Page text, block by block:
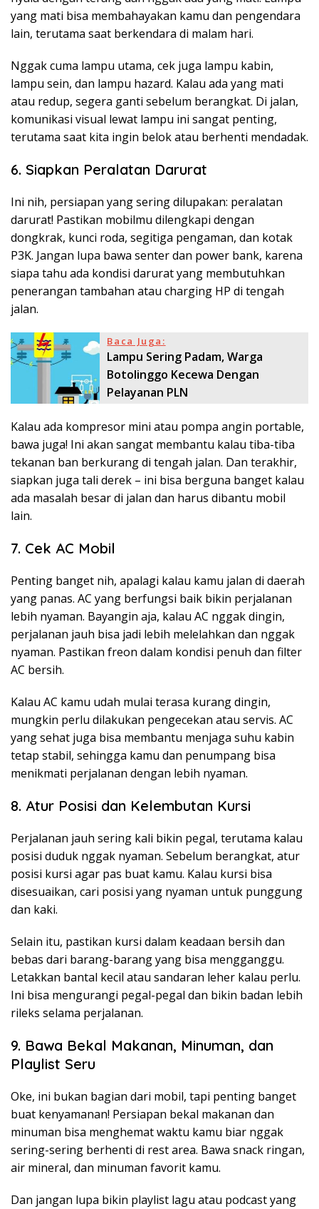
yang mati bisa membahayakan kamu dan pengendara
lain, terutama saat berkendara di malam hari.
Nggak cuma lampu utama, cek juga lampu kabin,
lampu sein, dan lampu hazard. Kalau ada yang mati
atau redup, segera ganti sebelum berangkat. Di jalan,
komunikasi visual lewat lampu ini sangat penting,
terutama saat kita ingin belok atau berhenti mendadak.
6. Siapkan Peralatan Darurat
Ini nih, persiapan yang sering dilupakan: peralatan
darurat! Pastikan mobilmu dilengkapi dengan
dongkrak, kunci roda, segitiga pengaman, dan kotak
P3K. Jangan lupa bawa senter dan power bank, karena
siapa tahu ada kondisi darurat yang membutuhkan
penerangan tambahan atau charging HP di tengah
jalan.
Baca Juga:
Lampu Sering Padam, Warga
Botolinggo Kecewa Dengan
Pelayanan PLN
Kalau ada kompresor mini atau pompa angin portable,
bawa juga! Ini akan sangat membantu kalau tiba-tiba
tekanan ban berkurang di tengah jalan. Dan terakhir,
siapkan juga tali derek – ini bisa berguna banget kalau
ada masalah besar di jalan dan harus dibantu mobil
lain.
7. Cek AC Mobil
Penting banget nih, apalagi kalau kamu jalan di daerah
yang panas. AC yang berfungsi baik bikin perjalanan
lebih nyaman. Bayangin aja, kalau AC nggak dingin,
perjalanan jauh bisa jadi lebih melelahkan dan nggak
nyaman. Pastikan freon dalam kondisi penuh dan filter
AC bersih.
Kalau AC kamu udah mulai terasa kurang dingin,
mungkin perlu dilakukan pengecekan atau servis. AC
yang sehat juga bisa membantu menjaga suhu kabin
tetap stabil, sehingga kamu dan penumpang bisa
menikmati perjalanan dengan lebih nyaman.
8. Atur Posisi dan Kelembutan Kursi
Perjalanan jauh sering kali bikin pegal, terutama kalau
posisi duduk nggak nyaman. Sebelum berangkat, atur
posisi kursi agar pas buat kamu. Kalau kursi bisa
disesuaikan, cari posisi yang nyaman untuk punggung
dan kaki.
Selain itu, pastikan kursi dalam keadaan bersih dan
bebas dari barang-barang yang bisa mengganggu.
Letakkan bantal kecil atau sandaran leher kalau perlu.
Ini bisa mengurangi pegal-pegal dan bikin badan lebih
rileks selama perjalanan.
9. Bawa Bekal Makanan, Minuman, dan
Playlist Seru
Oke, ini bukan bagian dari mobil, tapi penting banget
buat kenyamanan! Persiapan bekal makanan dan
minuman bisa menghemat waktu kamu biar nggak
sering-sering berhenti di rest area. Bawa snack ringan,
air mineral, dan minuman favorit kamu.
Dan jangan lupa bikin playlist lagu atau podcast yang